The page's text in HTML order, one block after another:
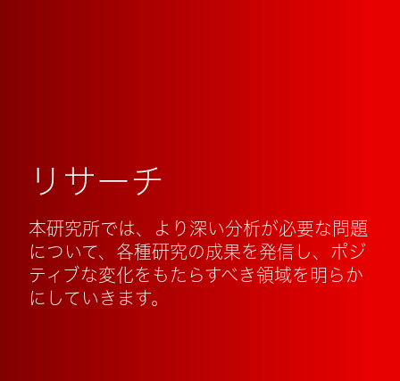
リサーチ
本研究所では、より深い分析が必要な問題
について、各種研究の成果を発信し、ポジ
ティブな変化をもたらすべき領域を明らか
にしていきます。